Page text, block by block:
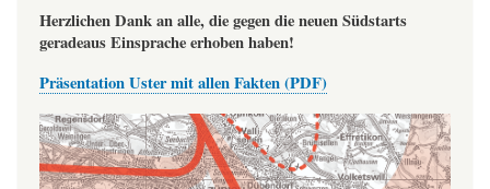
Herzlichen Dank an alle, die gegen die neuen Südstarts
geradeaus Einsprache erhoben haben!
Präsentation Uster mit allen Fakten (PDF)